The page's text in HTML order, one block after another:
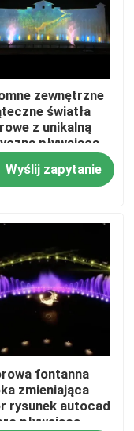
zewnętrzne
światła
z unikalną
pływającą
w jeziorze
Wyślij zapytanie
fontanna
zmieniająca
rysunek autocad
pływająca